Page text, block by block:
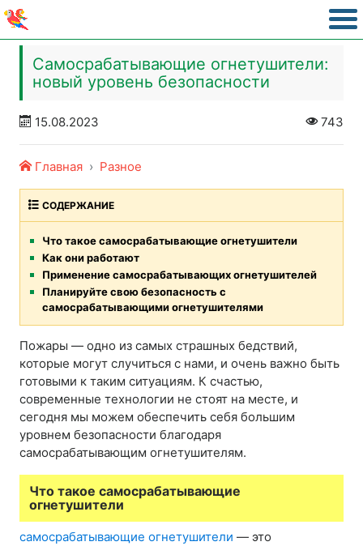
Самосрабатывающие огнетушители:
новый уровень безопасности
15.08.2023 743
Главная Разное
СОДЕРЖАНИЕ
Что такое самосрабатывающие огнетушители
Как они работают
Применение самосрабатывающих огнетушителей
Планируйте свою безопасность с
самосрабатывающими огнетушителями
Пожары — одно из самых страшных бедствий,
которые могут случиться с нами, и очень важно быть
готовыми к таким ситуациям. К счастью,
современные технологии не стоят на месте, и
сегодня мы можем обеспечить себя большим
уровнем безопасности благодаря
самосрабатывающим огнетушителям.
Что такое самосрабатывающие
огнетушители
самосрабатывающие огнетушители — это